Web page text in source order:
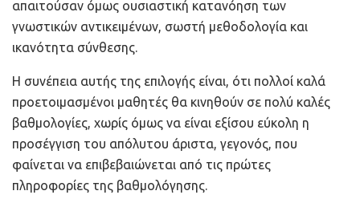
απαιτούσαν όμως ουσιαστική κατανόηση των
γνωστικών αντικειμένων, σωστή μεθοδολογία και
ικανότητα σύνθεσης.
Η συνέπεια αυτής της επιλογής είναι, ότι πολλοί καλά
προετοιμασμένοι μαθητές θα κινηθούν σε πολύ καλές
βαθμολογίες, χωρίς όμως να είναι εξίσου εύκολη η
προσέγγιση του απόλυτου άριστα, γεγονός, που
φαίνεται να επιβεβαιώνεται από τις πρώτες
πληροφορίες της βαθμολόγησης.